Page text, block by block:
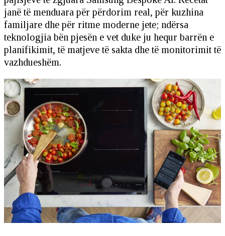
janë të menduara për përdorim real, për kuzhina
familjare dhe për ritme moderne jete; ndërsa
teknologjia bën pjesën e vet duke ju hequr barrën e
planifikimit, të matjeve të sakta dhe të monitorimit të
vazhdueshëm.